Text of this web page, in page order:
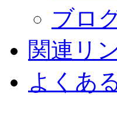
ブロ
関連リ
よくあ